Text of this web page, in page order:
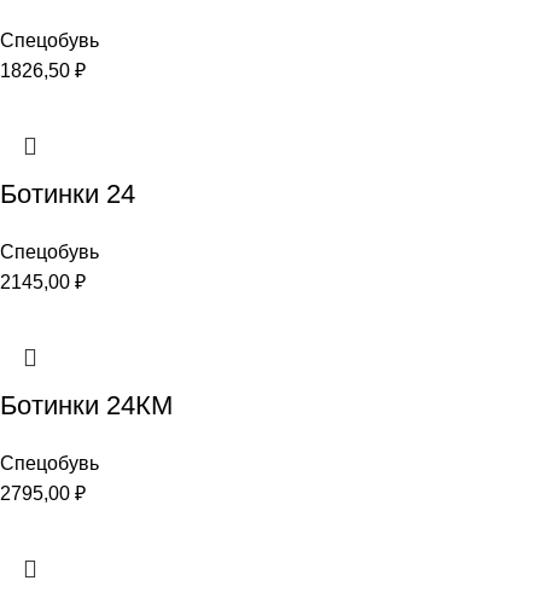
Спецобувь
1826,50 ₽
Ботинки 24
Спецобувь
2145,00 ₽
Ботинки 24КМ
Спецобувь
2795,00 ₽